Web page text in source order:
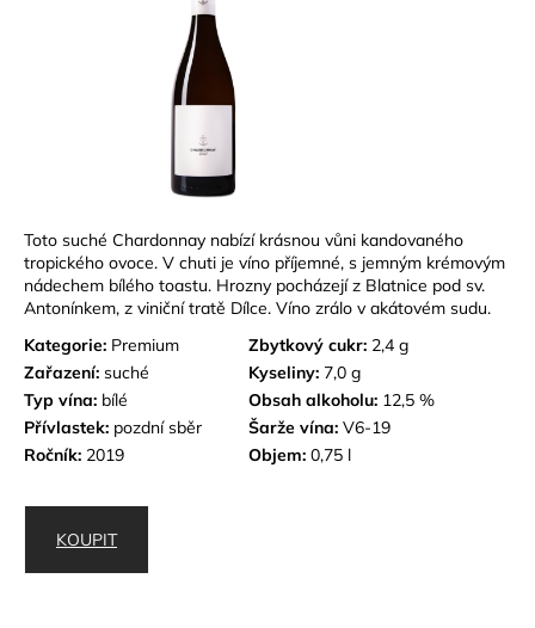
Toto suché Chardonnay nabízí krásnou vůni kandovaného
tropického ovoce. V chuti je víno příjemné, s jemným krémovým
nádechem bílého toastu. Hrozny pocházejí z Blatnice pod sv.
Antonínkem, z viniční tratě Dílce. Víno zrálo v akátovém sudu.
Kategorie: Premium Zbytkový cukr: 2,4 g
Zařazení: suché Kyseliny: 7,0 g
Typ vína: bílé Obsah alkoholu: 12,5 %
Přívlastek: pozdní sběr Šarže vína: V6-19
Ročník: 2019 Objem: 0,75 l
KOUPIT